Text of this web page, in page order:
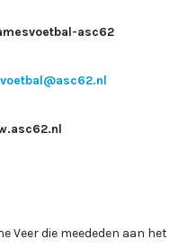
asc62
Veer die meededen aan het